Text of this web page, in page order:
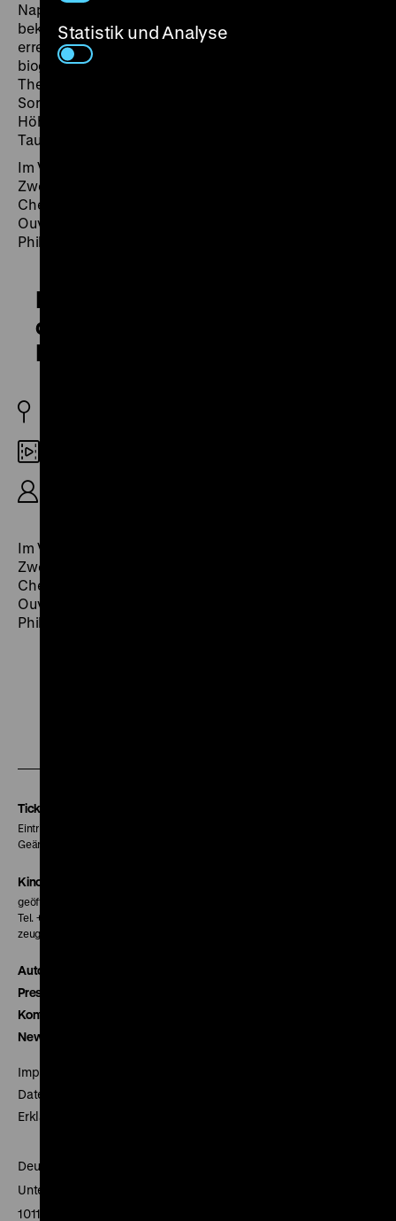
Napoleon, wie er in einer leidenschaftlichen Tischrede
bekennt. Immer wieder findet Kolm-Veltée zu solchen
erregt-dramatischen Momenten. Über die bekannten
biografischen Stationen von der Bekanntschaft mit
Therese von Brunswik und Giulietta Guicciardi bis zur
Sorge um den Neffen Karl findet der Film seinen
Höhepunkt in Beethovens Bekenntnis zu seiner
Taubheit als eine von Gott gegebene Prüfung.
Im Vorfilm dirigiert Sergiu Celibidache – nach dem
Zweiten Weltkrieg als „Unbelasteter“ für ein paar Jahre
Chefdirigent der Berliner Philharmoniker – die
Ouvertüre in den Trümmern der zerstörten Alten
Philharmonie. (sa)
Egmont. Sergiu Celibidache
dirigiert die Berliner
Philharmoniker
Im Vorfilm dirigiert Sergiu Celibidache – nach dem
Zweiten Weltkrieg als „Unbelasteter“ für ein paar Jahre
Chefdirigent der Berliner Philharmoniker – die
Ouvertüre in den Trümmern der zerstörten Alten
Philharmonie. (sa)
Tickets
Eintritt 5 €
Geänderte Preise sind im Programm vermerkt.
Kinokasse
geöffnet 30 Minuten vor Beginn der ersten Vorstellung
Tel. + 49 30 20304-770
zeughauskino@dhm.de
Autor*innen
Presse
Kontakt
Newsletter
Impressum
Datenschutz
Erklärung digitale Barrierefreiheit
Deutsches Historisches Museum
Unter den Linden 2
10117 Berlin
Statistik und Analyse